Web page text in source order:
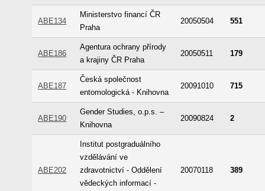
ABE134
Ministerstvo financí ČR
Praha
20050504 551
ABE186
Agentura ochrany přírody
a krajiny ČR Praha
20050511 179
ABE187
Česká společnost
entomologická - Knihovna
20091010 715
ABE190
Gender Studies, o.p.s. –
Knihovna
20090824 2
ABE202
Institut postgraduálního
vzdělávání ve
zdravotnictví - Oddělení
vědeckých informací -
20070118 389